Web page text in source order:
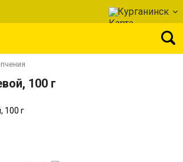
Курганинск
100 г